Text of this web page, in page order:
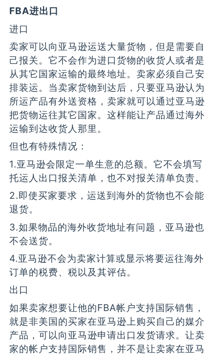
FBA进出口
进口
卖家可以向亚马逊运送大量货物，但是需要自
己报关。它不会作为进口货物的收货人或者是
从其它国家运输的最终地址。卖家必须自己安
排装运。当卖家货物到达后，只要亚马逊认为
所运产品有外送资格，卖家就可以通过亚马逊
把货物运往其它国家。这样能让产品通过海外
运输到达收货人那里。
但也有特殊情况：
1.亚马逊会限定一单生意的总额。它不会填写
托运人出口报关清单，也不对报关清单负责。
2.即使买家要求，运送到海外的货物也不会能
退货。
3.如果物品的海外收货地址有问题，亚马逊也
不会送货。
4.亚马逊不会为卖家计算或显示将要运往海外
订单的税费、税以及其评估。
出口
如果卖家想要让他的FBA帐户支持国际销售，
就是非美国的买家在亚马逊上购买自己的媒介
产品，可以向亚马逊申请出口发货请求。让卖
家的帐户支持国际销售，并不是让卖家在亚马